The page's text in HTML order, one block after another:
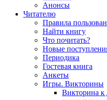
Анонсы
Читателю
Правила
Найти книгу
Что почитать?
Новые
Периодика
Гостевая книга
Анкеты
Игры. Викторины
Викторина к